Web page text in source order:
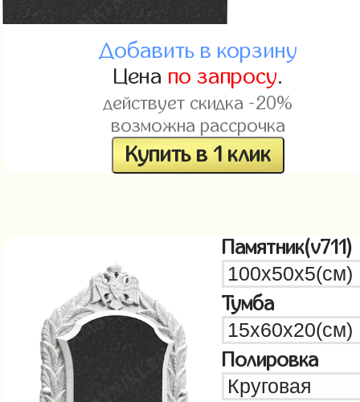
Добавить в корзину
Цена по запросу.
действует скидка -20%
возможна рассрочка
Купить в 1 клик
Памятник(v711)
Тумба
Полировка